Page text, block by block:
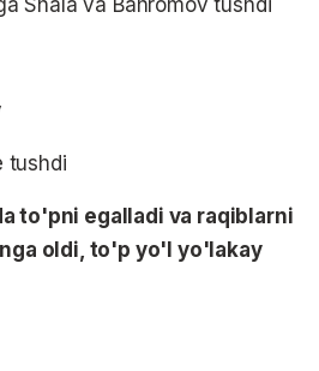
tushdi
to'pni egalladi va raqiblarni
oldi, to'p yo'l yo'lakay